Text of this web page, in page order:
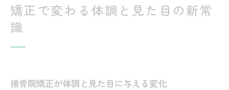
矯正で変わる体調と見た目の新常
識
接骨院矯正が体調と見た目に与える変化